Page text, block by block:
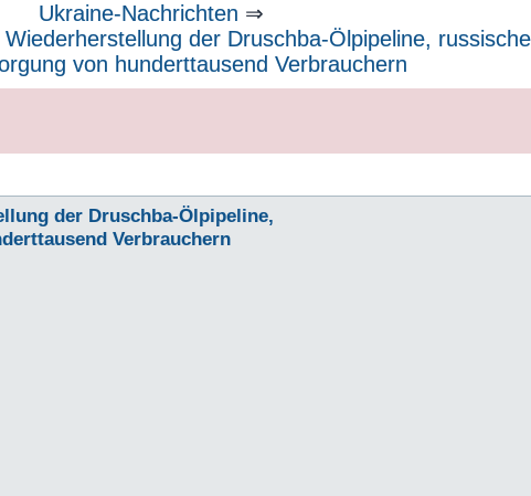
Ukraine-Nachrichten ⇒
der Druschba-Ölpipeline,
von hunderttausend Verbrauchern
der Druschba-Ölpipeline,
Verbrauchern